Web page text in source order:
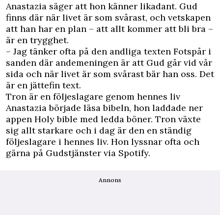
Anastazia säger att hon känner likadant. Gud
finns där när livet är som svårast, och vetskapen
att han har en plan – att allt kommer att bli bra –
är en trygghet.
– Jag tänker ofta på den andliga texten Fotspår i
sanden där andemeningen är att Gud går vid vår
sida och när livet är som svårast bär han oss. Det
är en jättefin text.
Tron är en följeslagare genom hennes liv
Anastazia började läsa bibeln, hon laddade ner
appen Holy bible med ledda böner. Tron växte
sig allt starkare och i dag är den en ständig
följeslagare i hennes liv. Hon lyssnar ofta och
gärna på Gudstjänster via Spotify.
Annons